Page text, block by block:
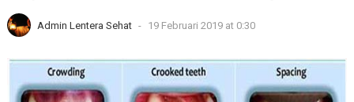
Admin Lentera Sehat - 19 Februari 2019 at 0:30